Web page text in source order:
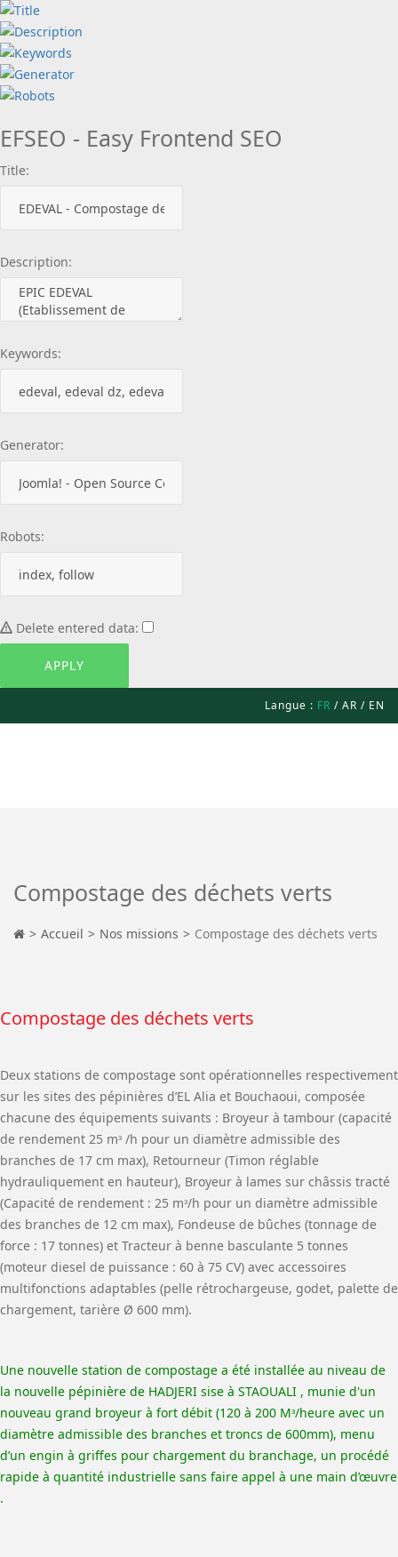
EFSEO - Easy Frontend SEO
Title:
Description:
Keywords:
Generator:
Robots:
Delete entered data:
Langue : FR / AR / EN
Compostage des déchets verts
Accueil Nos missions Compostage des déchets verts
Compostage des déchets verts
Deux stations de compostage sont opérationnelles respectivement
sur les sites des pépinières d’EL Alia et Bouchaoui, composée
chacune des équipements suivants : Broyeur à tambour (capacité
de rendement 25 mᶟ /h pour un diamètre admissible des
branches de 17 cm max), Retourneur (Timon réglable
hydrauliquement en hauteur), Broyeur à lames sur châssis tracté
(Capacité de rendement : 25 mᶟ/h pour un diamètre admissible
des branches de 12 cm max), Fondeuse de bûches (tonnage de
force : 17 tonnes) et Tracteur à benne basculante 5 tonnes
(moteur diesel de puissance : 60 à 75 CV) avec accessoires
multifonctions adaptables (pelle rétrochargeuse, godet, palette de
chargement, tarière Ø 600 mm).
Une nouvelle station de compostage a été installée au niveau de
la nouvelle pépinière de HADJERI sise à STAOUALI , munie d'un
nouveau grand broyeur à fort débit (120 à 200 Mᶟ/heure avec un
diamètre admissible des branches et troncs de 600mm), menu
d’un engin à griffes pour chargement du branchage, un procédé
rapide à quantité industrielle sans faire appel à une main d’œuvre
.